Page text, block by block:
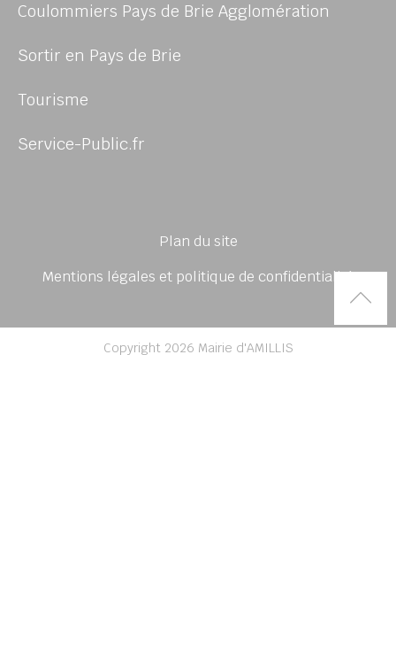
Coulommiers Pays de Brie Agglomération
Sortir en Pays de Brie
Tourisme
Service-Public.fr
Plan du site
Mentions légales et politique de confidentialité
Copyright 2026 Mairie d'AMILLIS